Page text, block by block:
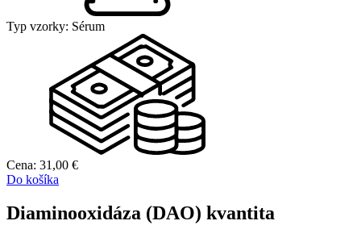
Typ vzorky: Sérum
Cena: 31,00 €
Do košíka
Diaminooxidáza (DAO) kvantita